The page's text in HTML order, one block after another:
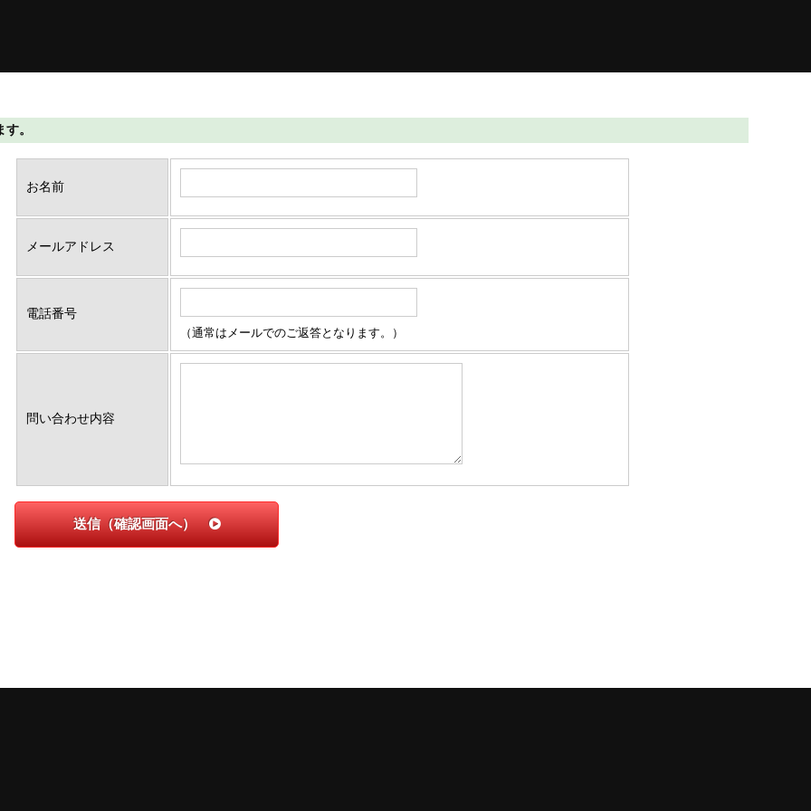
。
お名前
メールアドレス
電話番号
（通常はメールでのご返答となります。）
問い合わせ内容
送信（確認画面へ）